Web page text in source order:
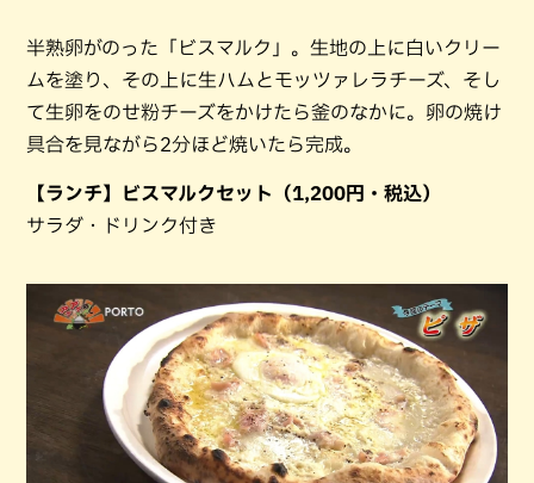
半熟卵がのった「ビスマルク」。生地の上に白いクリー
ムを塗り、その上に生ハムとモッツァレラチーズ、そし
て生卵をのせ粉チーズをかけたら釜のなかに。卵の焼け
具合を見ながら2分ほど焼いたら完成。
【ランチ】ビスマルクセット（1,200円・税込）
サラダ・ドリンク付き